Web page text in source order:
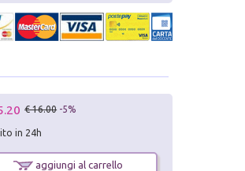
€ 16.00 -5%
in 24h
aggiungi al carrello